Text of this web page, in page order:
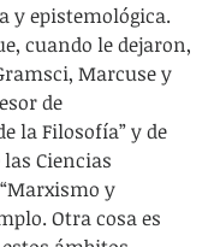
y epistemológica.
cuando le dejaron,
Marcuse y
de
la Filosofía” y de
Ciencias
y
Otra cosa es